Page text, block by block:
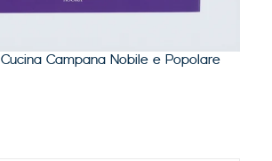
Campana Nobile e Popolare